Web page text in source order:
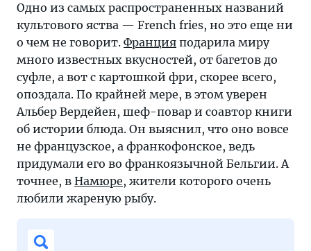
кто
первым
изобрел
любимую
еду
рабочих,
магнатов
и
знаменитостей,
и
бой
разгорелся
втянули
Одно из самых распространенных названий
культового яства — French fries, но это еще ни
о чем не говорит. Франция подарила миру
много известных вкусностей, от багетов до
суфле, а вот с картошкой фри, скорее всего,
опоздала. По крайней мере, в этом уверен
Альбер Вердейен, шеф-повар и соавтор книги
об истории блюда. Он выяснил, что оно вовсе
не французское, а франкофонское, ведь
придумали его во франкоязычной Бельгии. А
точнее, в Намюре, жители которого очень
любили жареную рыбу.